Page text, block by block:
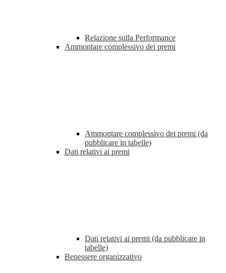
Relazione sulla Performance
Ammontare complessivo dei premi
Ammontare complessivo dei premi (da
pubblicare in tabelle)
Dati relativi ai premi
Dati relativi ai premi (da pubblicare in
tabelle)
Benessere organizzativo